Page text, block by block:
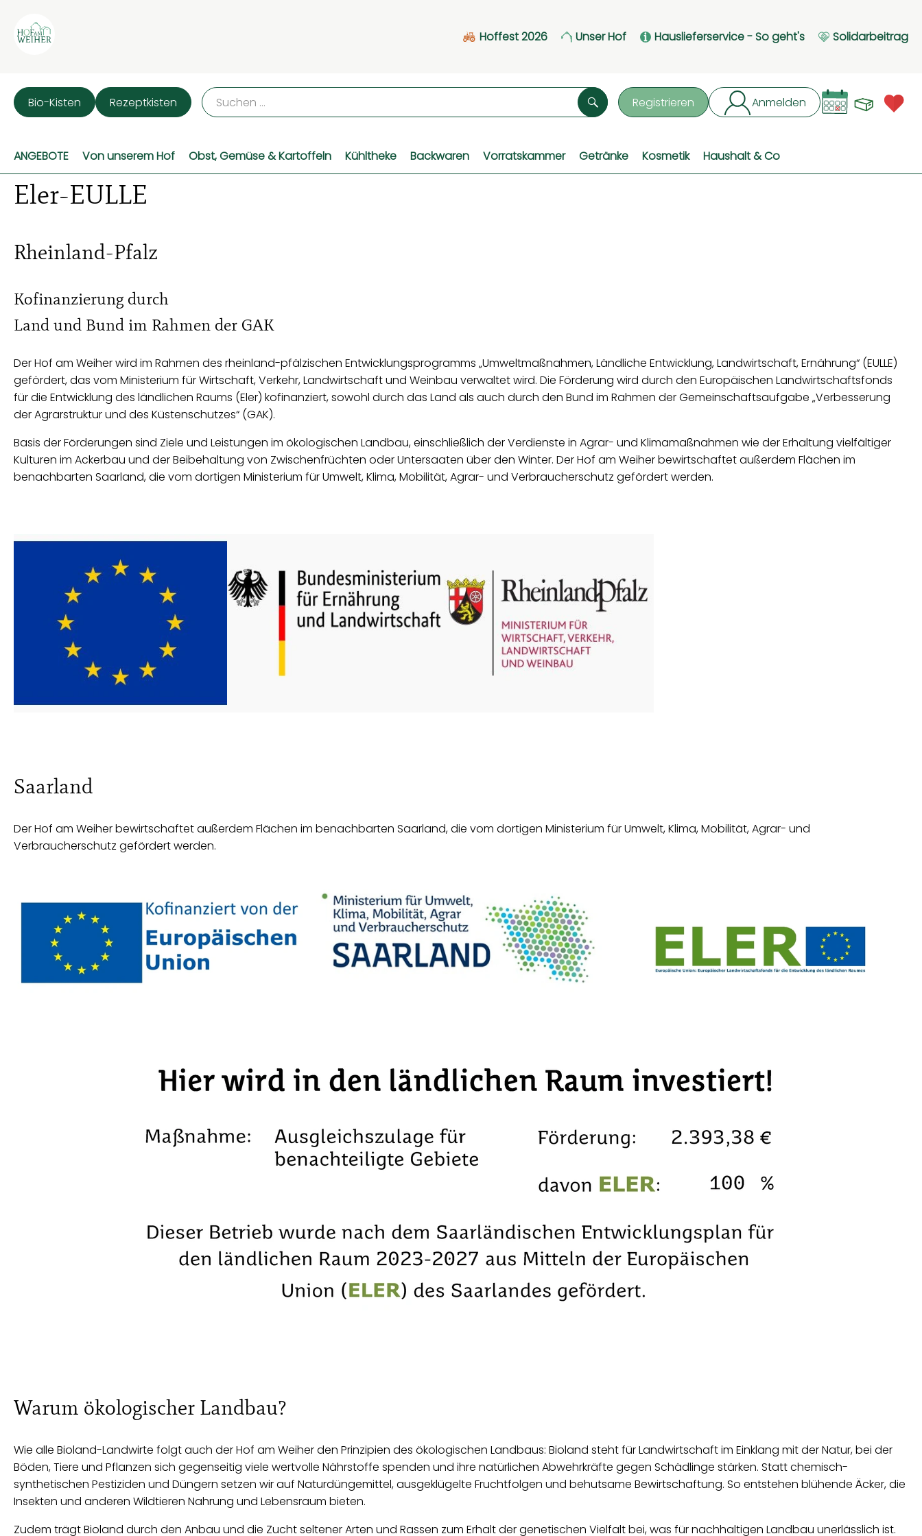
Hoffest 2026 Unser Hof Hauslieferservice - So geht's Solidarbeitrag
Registrieren Anmelden
Suchen
Bio-Kisten Rezeptkisten
ANGEBOTE Von unserem Hof Obst, Gemüse & Kartoffeln Kühltheke Backwaren Vorratskammer Getränke Kosmetik Haushalt & Co
Eler-EULLE
Rheinland-Pfalz
Kofinanzierung durch
Land und Bund im Rahmen der GAK
Der Hof am Weiher wird im Rahmen des rheinland-pfälzischen Entwicklungsprogramms „Umweltmaßnahmen, Ländliche Entwicklung, Landwirtschaft, Ernährung“ (EULLE)
gefördert, das vom Ministerium für Wirtschaft, Verkehr, Landwirtschaft und Weinbau verwaltet wird. Die Förderung wird durch den Europäischen Landwirtschaftsfonds
für die Entwicklung des ländlichen Raums (Eler) kofinanziert, sowohl durch das Land als auch durch den Bund im Rahmen der Gemeinschaftsaufgabe „Verbesserung
der Agrarstruktur und des Küstenschutzes“ (GAK).
Basis der Förderungen sind Ziele und Leistungen im ökologischen Landbau, einschließlich der Verdienste in Agrar- und Klimamaßnahmen wie der Erhaltung vielfältiger
Kulturen im Ackerbau und der Beibehaltung von Zwischenfrüchten oder Untersaaten über den Winter. Der Hof am Weiher bewirtschaftet außerdem Flächen im
benachbarten Saarland, die vom dortigen Ministerium für Umwelt, Klima, Mobilität, Agrar- und Verbraucherschutz gefördert werden.
Saarland
Der Hof am Weiher bewirtschaftet außerdem Flächen im benachbarten Saarland, die vom dortigen Ministerium für Umwelt, Klima, Mobilität, Agrar- und
Verbraucherschutz gefördert werden.
Warum ökologischer Landbau?
Wie alle Bioland-Landwirte folgt auch der Hof am Weiher den Prinzipien des ökologischen Landbaus: Bioland steht für Landwirtschaft im Einklang mit der Natur, bei der
Böden, Tiere und Pflanzen sich gegenseitig viele wertvolle Nährstoffe spenden und ihre natürlichen Abwehrkräfte gegen Schädlinge stärken. Statt chemisch-
synthetischen Pestiziden und Düngern setzen wir auf Naturdüngemittel, ausgeklügelte Fruchtfolgen und behutsame Bewirtschaftung. So entstehen blühende Äcker, die
Insekten und anderen Wildtieren Nahrung und Lebensraum bieten.
Zudem trägt Bioland durch den Anbau und die Zucht seltener Arten und Rassen zum Erhalt der genetischen Vielfalt bei, was für nachhaltigen Landbau unerlässlich ist.